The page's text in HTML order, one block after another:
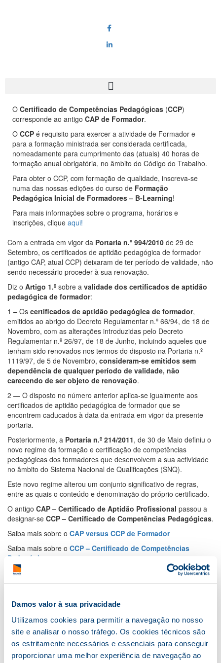
Damos valor à sua privacidade
Utilizamos cookies para permitir a navegação no nosso
site e analisar o nosso tráfego. Os cookies técnicos são
os estritamente necessários e essenciais para conseguir
proporcionar uma melhor experiência de navegação ao
O Certificado de Competências Pedagógicas (CCP)
corresponde ao antigo CAP de Formador.
O CCP é requisito para exercer a atividade de Formador e
para a formação ministrada ser considerada certificada,
nomeadamente para cumprimento das (atuais) 40 horas de
formação anual obrigatória, no âmbito do Código do Trabalho.
Para obter o CCP, com formação de qualidade, inscreva-se
numa das nossas edições do curso de Formação
Pedagógica Inicial de Formadores – B-Learning!
Para mais informações sobre o programa, horários e
inscrições, clique aqui!
Com a entrada em vigor da Portaria n.º 994/2010 de 29 de
Setembro, os certificados de aptidão pedagógica de formador
(antigo CAP, atual CCP) deixaram de ter período de validade, não
sendo necessário proceder à sua renovação.
Diz o Artigo 1.º sobre a validade dos certificados de aptidão
pedagógica de formador:
1 – Os certificados de aptidão pedagógica de formador,
emitidos ao abrigo do Decreto Regulamentar n.º 66/94, de 18 de
Novembro, com as alterações introduzidas pelo Decreto
Regulamentar n.º 26/97, de 18 de Junho, incluindo aqueles que
tenham sido renovados nos termos do disposto na Portaria n.º
1119/97, de 5 de Novembro, consideram-se emitidos sem
dependência de qualquer período de validade, não
carecendo de ser objeto de renovação.
2 — O disposto no número anterior aplica-se igualmente aos
certificados de aptidão pedagógica de formador que se
encontrem caducados à data da entrada em vigor da presente
portaria.
Posteriormente, a Portaria n.º 214/2011, de 30 de Maio definiu o
novo regime da formação e certificação de competências
pedagógicas dos formadores que desenvolvem a sua actividade
no âmbito do Sistema Nacional de Qualificações (SNQ).
Este novo regime alterou um conjunto significativo de regras,
entre as quais o conteúdo e denominação do próprio certificado.
O antigo CAP – Certificado de Aptidão Profissional passou a
designar-se CCP – Certificado de Competências Pedagógicas.
Saiba mais sobre o CAP versus CCP de Formador
Saiba mais sobre o CCP – Certificado de Competências
Pedagógicas
APortaria n.º 214/2011
, de 30 de Maio definiu o novo regime da
formação e certificação de competências pedagógicas dos
Sistema Nacional de Qualificações (SNQ).
Este novo regime alterou um conjunto significativo de regras,
entre as quais o conteúdo e denominação do próprio certificado.
O antigoCAP – Certificado de Aptidão Profissionalpassou a
designar-seCCP – Certificado de Competências Pedagógicas